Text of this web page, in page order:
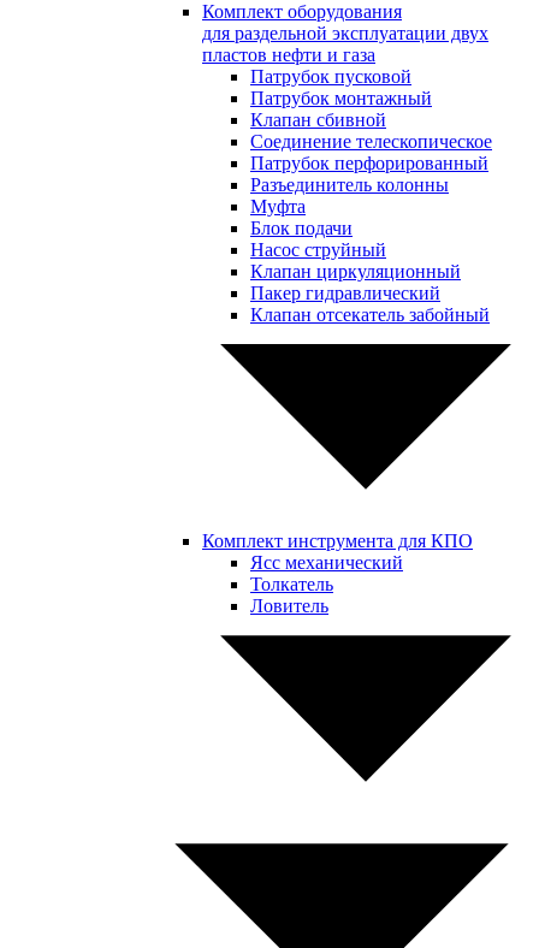
Комплект оборудования
для раздельной эксплуатации двух
пластов нефти и газа
Патрубок пусковой
Патрубок монтажный
Клапан сбивной
Соединение телескопическое
Патрубок перфорированный
Разъединитель колонны
Муфта
Блок подачи
Насос струйный
Клапан циркуляционный
Пакер гидравлический
Клапан отсекатель забойный
Комплект инструмента для КПО
Ясс механический
Толкатель
Ловитель